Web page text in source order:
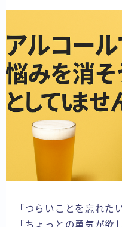
管理人プロフィール
プライバシーポリシー
お問い合わせ
「つらいことを忘れた